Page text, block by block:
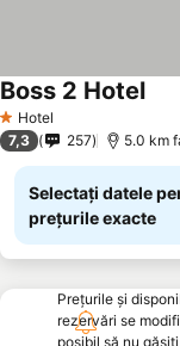
1 Stele
Hotel
Boss 2 Hotel
7,3 257 5.0 km
Selectați datele
prețurile exacte
Prețurile și
rezervări se
posibil să nu